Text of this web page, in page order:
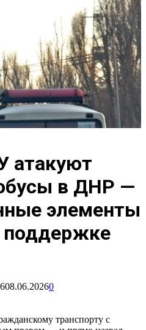
атакуют
в ДНР —
элементы
08.06.20260
транспорту с